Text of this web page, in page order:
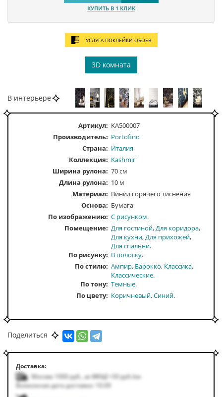
КУПИТЬ В 1 КЛИК
УСЛУГА ПОКЛЕЙКИ ОБОЕВ
3D комната
В интерьере
Артикул: KA500007
Производитель: Portofino
Страна: Италия
Коллекция: Kashmir
Ширина рулона: 70 см
Длина рулона: 10 м
Материал: Винил горячего тиснения
Основа: Бумага
По изображению С рисунком
Помещение Для гостиной Для коридора
Для кухни Для прихожей
Для спальни
По рисунку
В полоску
По стилю Ампир Барокко Классика
Классические
По тону Темные
По цвету
Коричневый Синий
Поделиться
Доставка:
Москва 1000руб. за МКАД +50руб. /км
Возможная дата доставки: 10.09